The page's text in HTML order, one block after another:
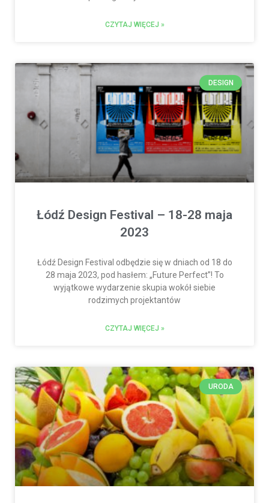
CZYTAJ WIĘCEJ »
DESIGN
Łódź Design Festival – 18-28 maja
2023
Łódź Design Festival odbędzie się w dniach od 18 do
28 maja 2023, pod hasłem: „Future Perfect”! To
wyjątkowe wydarzenie skupia wokół siebie
rodzimych projektantów
CZYTAJ WIĘCEJ »
URODA